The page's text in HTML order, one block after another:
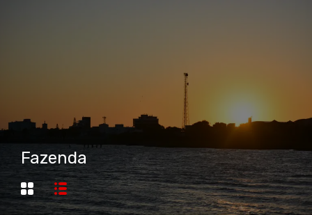
Fazenda